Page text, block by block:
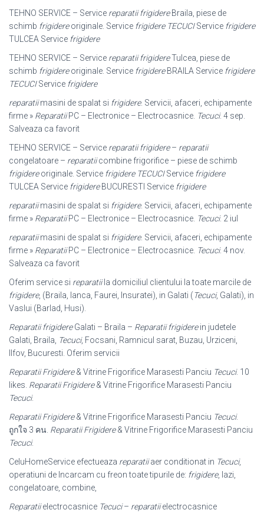
TEHNO SERVICE – Service reparatii frigidereBraila, piese de
schimb frigidereoriginale. Service frigidere TECUCIService frigidere
TULCEA Service frigidere
TEHNO SERVICE – Service reparatii frigidereTulcea, piese de
schimb frigidereoriginale. Service frigidereBRAILA Service frigidere
TECUCIService frigidere
reparatiimasini de spalat si frigidere. Servicii, afaceri, echipamente
firme » ReparatiiPC – Electronice – Electrocasnice. Tecuci. 4 sep.
Salveaza ca favorit
TEHNO SERVICE – Service reparatii frigidere– reparatii
congelatoare – reparatiicombine frigorifice – piese de schimb
frigidereoriginale. Service frigidere TECUCIService frigidere
TULCEA Service frigidereBUCURESTI Service frigidere
reparatiimasini de spalat si frigidere. Servicii, afaceri, echipamente
firme » ReparatiiPC – Electronice – Electrocasnice. Tecuci. 2 iul
reparatiimasini de spalat si frigidere. Servicii, afaceri, echipamente
firme » ReparatiiPC – Electronice – Electrocasnice. Tecuci. 4 nov.
Salveaza ca favorit
Oferim service si reparatiila domiciliul clientului la toate marcile de
frigidere, (Braila, Ianca, Faurei, Insuratei), in Galati (Tecuci, Galati), in
Vaslui (Barlad, Husi).
Reparatii frigidereGalati – Braila – Reparatii frigiderein judetele
Galati, Braila, Tecuci, Focsani, Ramnicul sarat, Buzau, Urziceni,
Ilfov, Bucuresti. Oferim servicii
Reparatii Frigidere& Vitrine Frigorifice Marasesti Panciu Tecuci. 10
likes. Reparatii Frigidere& Vitrine Frigorifice Marasesti Panciu
Tecuci.
Reparatii Frigidere& Vitrine Frigorifice Marasesti Panciu Tecuci.
ถูกใจ 3 คน. Reparatii Frigidere& Vitrine Frigorifice Marasesti Panciu
Tecuci.
CeluHomeService efectueaza reparatiiaer conditionat in Tecuci,
operatiuni de Incarcam cu freon toate tipurile de: frigidere, lazi,
congelatoare, combine,
Reparatiielectrocasnice Tecuci– reparatiielectrocasnice